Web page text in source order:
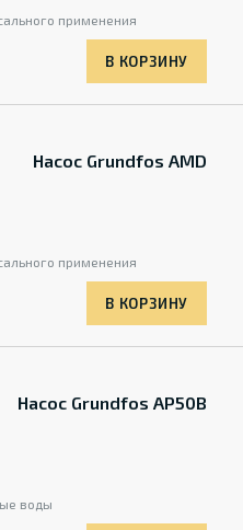
применения
В КОРЗИНУ
Насос Grundfos AMD
применения
В КОРЗИНУ
Насос Grundfos AP50B
воды